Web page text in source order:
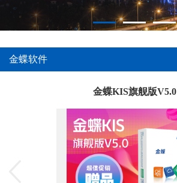
金蝶软件
金蝶KIS旗舰版V5.0